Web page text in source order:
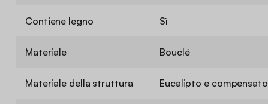
Contiene legno Sì
Materiale Bouclé
Materiale della struttura Eucalipto e compensato